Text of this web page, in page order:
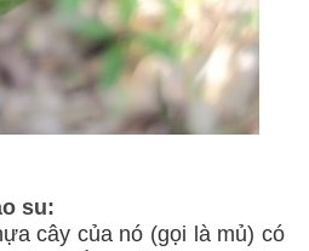
su:
cây của nó (gọi là mủ) có